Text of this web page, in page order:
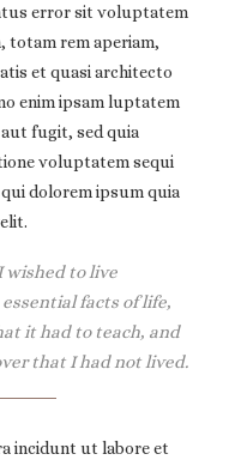
error sit voluptatem
totam rem aperiam,
et quasi architecto
enim ipsam luptatem
fugit, sed quia
voluptatem sequi
dolorem ipsum quia
wished to live
facts of life,
it had to teach, and
that I had not lived.
incidunt ut labore et